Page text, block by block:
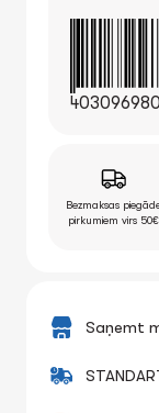
Bezmaksas
pirkumiem virs 50€
Saņemt